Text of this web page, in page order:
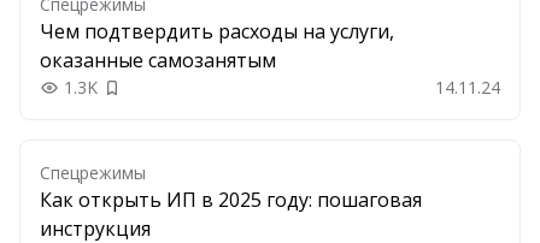
Чем подтвердить расходы на услуги,
оказанные самозанятым
1.3K Добавить в закладки 14.11.24
Спецрежимы
Как открыть ИП в 2025 году: пошаговая
инструкция